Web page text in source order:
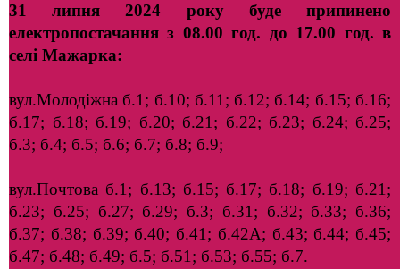
31 липня 2024 року буде припинено
електропостачання з 08.00 год. до 17.00 год. в
селі Мажарка:
вул.Молодіжна б.1; б.10; б.11; б.12; б.14; б.15; б.16;
б.17; б.18; б.19; б.20; б.21; б.22; б.23; б.24; б.25;
б.3; б.4; б.5; б.6; б.7; б.8; б.9;
вул.Почтова б.1; б.13; б.15; б.17; б.18; б.19; б.21;
б.23; б.25; б.27; б.29; б.3; б.31; б.32; б.33; б.36;
б.37; б.38; б.39; б.40; б.41; б.42А; б.43; б.44; б.45;
б.47; б.48; б.49; б.5; б.51; б.53; б.55; б.7.